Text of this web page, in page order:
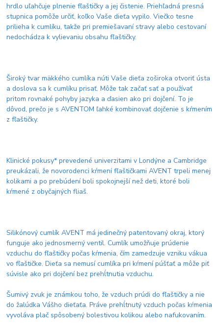
hrdlo uľahčuje plnenie fľaštičky a jej čistenie. Priehľadná presná
stupnica pomôže určiť, koľko Vaše dieťa vypilo. Viečko tesne
prilieha k cumlíku, takže pri premiešavaní stravy alebo cestovaní
nedochádza k vylievaniu obsahu fľaštičky.
Široký tvar mäkkého cumlíka núti Vaše dieťa zoširoka otvoriť ústa
a doslova sa k cumlíku prisať. Môže tak začať sať a používať
pritom rovnaké pohyby jazyka a ďasien ako pri dojčení. To je
dôvod, prečo je s AVENTOM ľahké kombinovať dojčenie s kŕmením
z fľaštičky.
Klinické pokusy* prevedené univerzitami v Londýne a Cambridge
preukázali, že novorodenci kŕmení fľaštičkami AVENT trpeli menej
kolikami a po prebúdení boli spokojnejší než deti, ktoré boli
kŕmené z obyčajných fliaš.
Silikónový cumlík AVENT má jedinečný patentovaný okraj, ktorý
funguje ako jednosmerný ventil. Cumlík umožňuje prúdenie
vzduchu do fľaštičky počas kŕmenia, čím zamedzuje vzniku vákua
vo fľaštičke. Dieťa sa nemusí cumlíka pri kŕmení púšťať a môže piť
súvisle ako pri dojčení bez prehĺtnutia vzduchu.
Šumivý zvuk je známkou toho, že vzduch prúdi do fľaštičky a nie
do žalúdka Vášho dieťaťa. Práve prehĺtnutý vzduch počas kŕmenia
vyvoláva plač spôsobený bolestivou kolikou alebo nafukovaním.